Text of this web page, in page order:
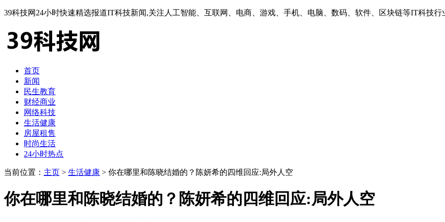
39科技网24小时快速精选报道IT科技新闻,关注人工智能、互联网、电商、游戏、手机、电脑、数码、软件、区块链等IT科技行
首页
新闻
民生教育
财经商业
网络科技
生活健康
房屋租售
时尚生活
24小时热点
当前位置： 主页 > 生活健康 > 你在哪里和陈晓结婚的？陈妍希的四维回应:局外人空
你在哪里和陈晓结婚的？陈妍希的四维回应:局外人空